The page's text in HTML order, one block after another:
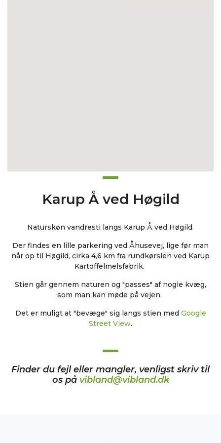
Karup Å ved Høgild
Naturskøn vandresti langs Karup Å ved Høgild.
Der findes en lille parkering ved Åhusevej, lige før man
når op til Høgild, cirka 4,6 km fra rundkørslen ved Karup
Kartoffelmelsfabrik.
Stien går gennem naturen og "passes" af nogle kvæg,
som man kan møde på vejen.
Det er muligt at "bevæge" sig langs stien med Google
Street View.
Finder du fejl eller mangler, venligst skriv til
os på vibland@vibland.dk